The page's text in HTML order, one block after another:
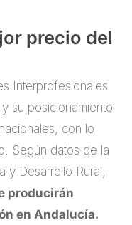
precio del
Interprofesionales
su posicionamiento
con lo
Según datos de la
y Desarrollo Rural,
producirán
en Andalucía.